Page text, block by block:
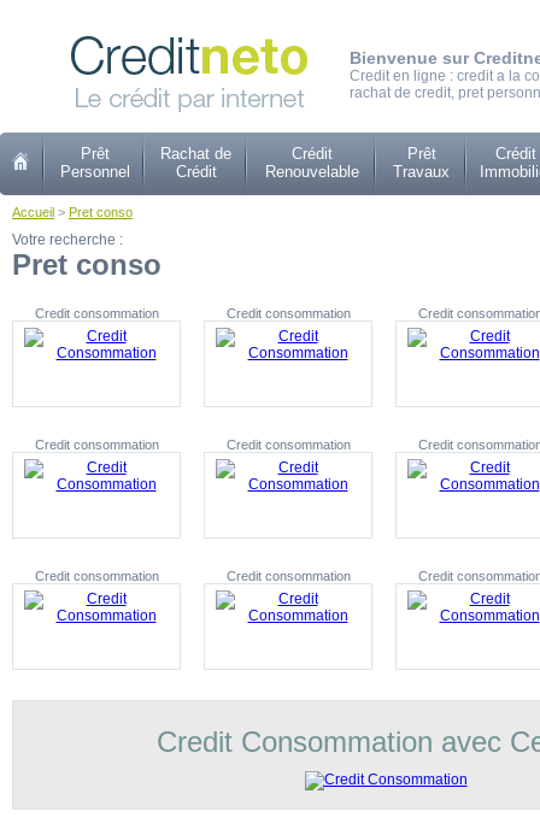
Bienvenue sur
Credit en ligne : credit a la
rachat de credit, pret
Prêt
Personnel
Rachat de
Crédit
Crédit
Renouvelable
Prêt
Travaux
Crédit
Accueil > Pret conso
Votre recherche :
Pret conso
Credit consommation Credit consommation Credit
Credit consommation Credit consommation Credit
Credit consommation Credit consommation Credit
Credit Consommation avec